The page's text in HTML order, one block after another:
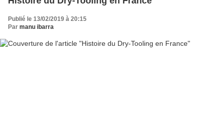
Publié le 13/02/2019 à 20:15
Par manu ibarra